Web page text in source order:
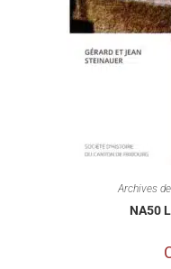
Archives
NA50